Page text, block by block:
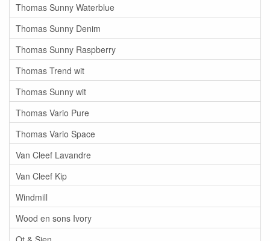
Thomas Sunny Waterblue
Thomas Sunny Denim
Thomas Sunny Raspberry
Thomas Trend wit
Thomas Sunny wit
Thomas Vario Pure
Thomas Vario Space
Van Cleef Lavandre
Van Cleef Kip
Windmill
Wood en sons Ivory